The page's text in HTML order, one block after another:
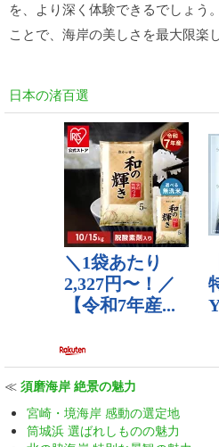
を、より深く体験できるでしょう
ことで、海岸の美しさを最大限楽
日本の渚百選
≪ 須磨海岸 絶景の魅力
宮崎・境海岸 感動の選定地
筒城浜 選ばれしものの魅力